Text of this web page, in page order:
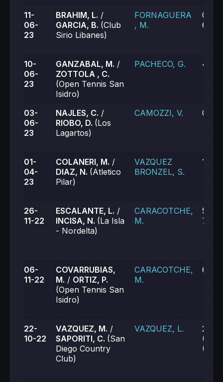
11-
06-
23
BRAHIM, L. /
GARCIA, B. (Club
Sirio Libanes)
FORNAGUERA
, M.
0-6,
6-7
10-
06-
23
GANZABAL, M. /
ZOTTOLA , C.
(Open Tennis San
Isidro)
PACHECO, G. 4-6,
03-
06-
23
NAJLES, C. /
RIOBO, D. (Los
Lagartos)
CAMOZZI, V. 0-6,
01-
04-
23
COLANERI, M. /
DIAZ, N. (Atletico
Pilar)
VAZQUEZ
BRONZEL, S.
1-6,
26-
11-22
ESCALANTE, L. /
INCISA, N. (La Isla
- Nordelta)
CARACOTCHE,
M.
5-7,
7-6
06-
11-22
COVARRUBIAS,
M. / ORTIZ, P.
(Open Tennis San
Isidro)
CARACOTCHE,
M.
6-1,
22-
10-22
VAZQUEZ, M. /
SAPORITI, C. (San
Diego Country
Club)
VAZQUEZ, L.
2-6,
(5),
(8)